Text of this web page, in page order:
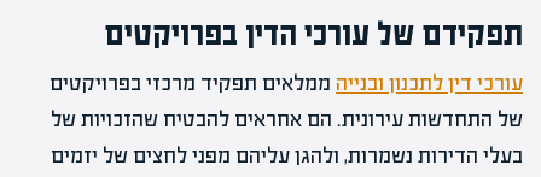
תפקידם של עורכי הדין בפרויקטים
עורכי דין לתכנון ובנייה ממלאים תפקיד מרכזי בפרויקטים
של התחדשות עירונית. הם אחראים להבטיח שהזכויות של
בעלי הדירות נשמרות, ולהגן עליהם מפני לחצים של יזמים